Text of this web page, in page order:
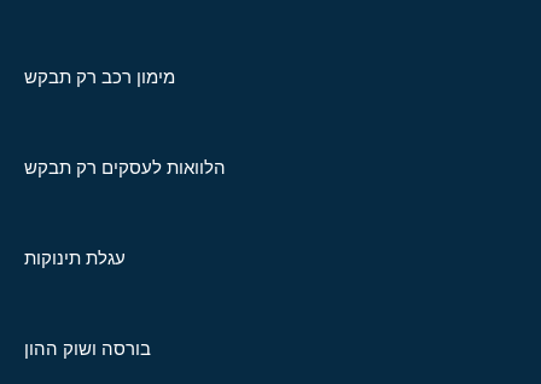
מימון רכב רק תבקש
הלוואות לעסקים רק תבקש
עגלת תינוקות
בורסה ושוק ההון